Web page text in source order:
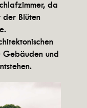
da
der Blüten
Gebäuden und